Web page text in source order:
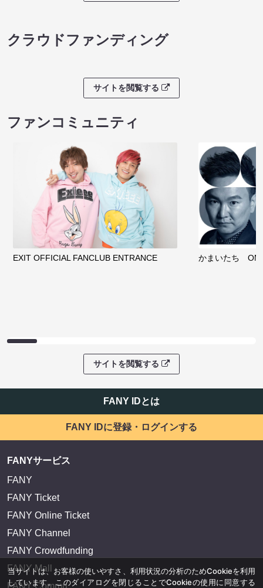
クラウドファンディング
サイトを閲覧する
ファンコミュニティ
EXIT OFFICIAL FANCLUB ENTRANCE かまいたち
サイトを閲覧する
FANY IDとは
FANY IDに登録・ログインする
FANYサービス
FANY
FANY Ticket
FANY Online Ticket
FANY Channel
FANY Crowdfunding
FANY Mall
FANY Commu
当サイトは、お客様の使いやすさ、利用状況の分析のためCookieを利用
しています。このダイアログを閉じることでCookieの使用に同意する